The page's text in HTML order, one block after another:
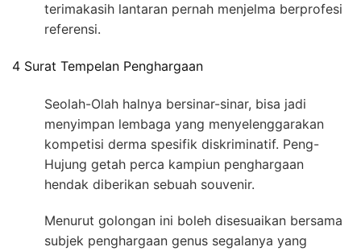
terimakasih lantaran pernah menjelma berprofesi
referensi.
4 Surat Tempelan Penghargaan
Seolah-Olah halnya bersinar-sinar, bisa jadi
menyimpan lembaga yang menyelenggarakan
kompetisi derma spesifik diskriminatif. Peng-
Hujung getah perca kampiun penghargaan
hendak diberikan sebuah souvenir.
Menurut golongan ini boleh disesuaikan bersama
subjek penghargaan genus segalanya yang